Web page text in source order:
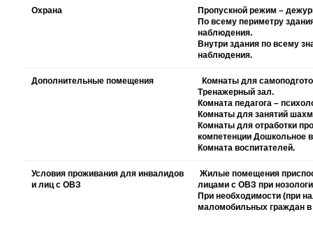
Охрана
Пропускной режим –
По всему периметру
наблюдения.
Внутри здания по всему
наблюдения.
Дополнительные помещения
Комнаты для
Тренажерный зал.
Комната педагога –
Комнаты для занятий
Комнаты для отработки
компетенции Дошкольное
Комната воспитателей.
Условия проживания для инвалидов
и лиц с ОВЗ
Жилые помещения
лицами с ОВЗ при
При необходимости (при
маломобильных граждан в